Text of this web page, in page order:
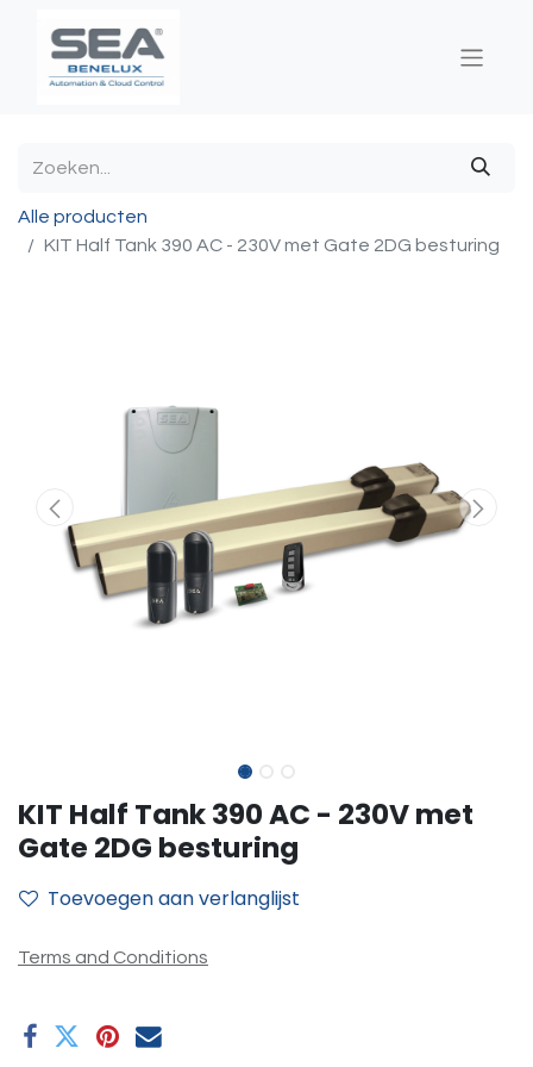
Alle producten
KIT Half Tank 390 AC - 230V met Gate 2DG besturing
KIT Half Tank 390 AC - 230V met
Gate 2DG besturing
Toevoegen aan verlanglijst
Terms and Conditions